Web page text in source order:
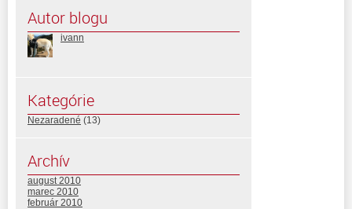
Autor blogu
ivann
Kategórie
Nezaradené (13)
Archív
august 2010
marec 2010
február 2010